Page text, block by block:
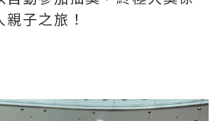
子之旅！